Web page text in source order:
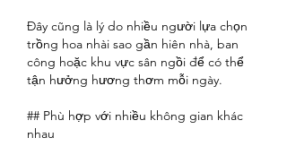
Đây cũng là lý do nhiều người lựa chọn
trồng hoa nhài sao gần hiên nhà, ban
công hoặc khu vực sân ngồi để có thể
tận hưởng hương thơm mỗi ngày.
## Phù hợp với nhiều không gian khác
nhau